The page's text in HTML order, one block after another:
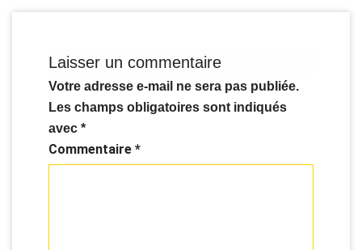
Laisser un commentaire
Votre adresse e-mail ne sera pas publiée.
Les champs obligatoires sont indiqués
avec *
Commentaire *